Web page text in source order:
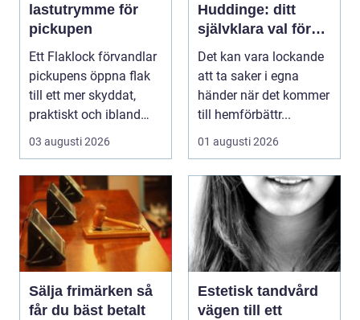
lastutrymme för
pickupen
Ett Flaklock förvandlar
pickupens öppna flak
till ett mer skyddat,
praktiskt och ibland
också mer br...
03 augusti 2026
Huddinge: ditt
självklara val för
säker elinstallation
Det kan vara lockande
att ta saker i egna
händer när det kommer
till hemförbättr...
01 augusti 2026
Sälja frimärken så
får du bäst betalt
Estetisk tandvård
vägen till ett